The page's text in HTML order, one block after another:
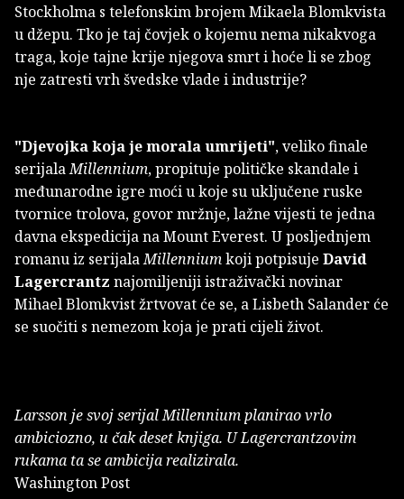
Stockholma s telefonskim brojem Mikaela Blomkvista
u džepu. Tko je taj čovjek o kojemu nema nikakvoga
traga, koje tajne krije njegova smrt i hoće li se zbog
nje zatresti vrh švedske vlade i industrije?
"Djevojka koja je morala umrijeti", veliko finale
serijalaMillennium, propituje političke skandale i
međunarodne igre moći u koje su uključene ruske
tvornice trolova, govor mržnje, lažne vijesti te jedna
davna ekspedicija na Mount Everest. U posljednjem
romanu iz serijalaMillenniumkoji potpisuje David
Lagercrantz najomiljeniji istraživački novinar
Mihael Blomkvist žrtvovat će se, a Lisbeth Salander će
se suočiti s nemezom koja je prati cijeli život.
Larsson je svoj serijal Millennium planirao vrlo
ambiciozno, u čak deset knjiga. U Lagercrantzovim
rukama ta se ambicija realizirala.
Washington Post